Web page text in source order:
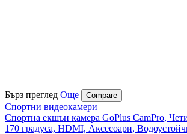
Бърз преглед Още Compare
Спортни видеокамери
Спортна екшън камера GoPlus CamPro,
170 градуса, HDMI, Аксесоари,